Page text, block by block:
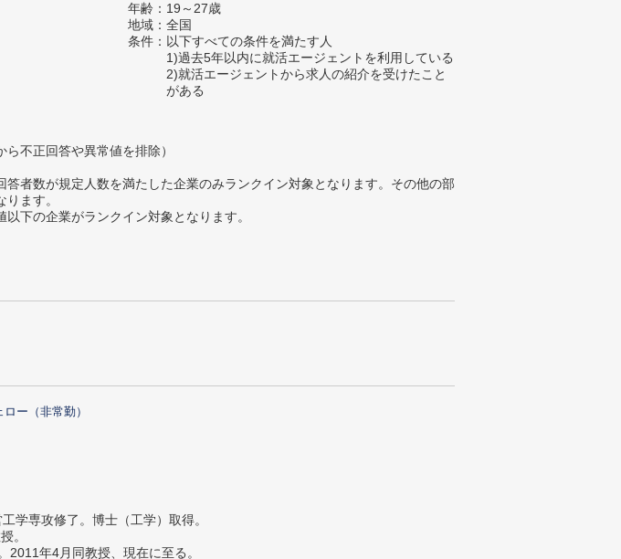
年齢：19～27歳
地域：全国
条件：以下すべての条件を満たす人
1)過去5年以内に就活エージェントを利用している
2)就活エージェントから求人の紹介を受けたこと
がある
不正回答や異常値を排除）
者数が規定人数を満たした企業のみランクイン対象となります。その他の部
ます。
下の企業がランクイン対象となります。
ー（非常勤）
学専攻修了。博士（工学）取得。
。
年4月同教授、現在に至る。